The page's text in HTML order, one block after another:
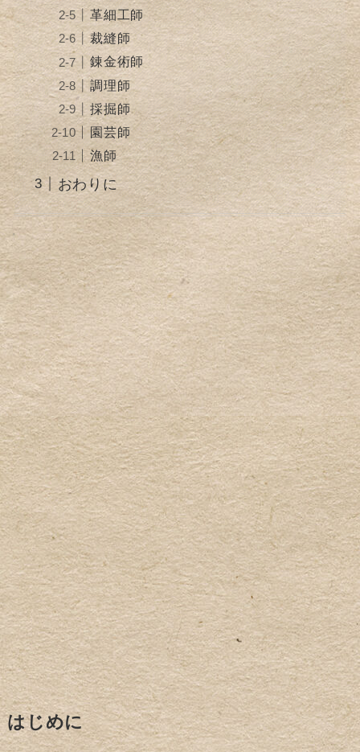
革細工師
裁縫師
錬金術師
調理師
採掘師
園芸師
漁師
おわりに
はじめに